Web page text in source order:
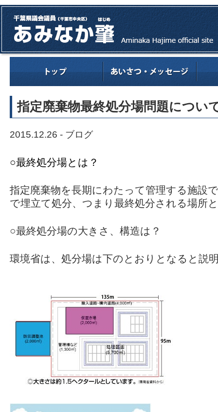
指定廃棄物最終処分場問題につい
2015.12.26 - ブログ
○最終処分場とは？
指定廃棄物を長期にわたって管理する施設
で埋立て処分、つまり最終処分される場所
○最終処分場の大きさ、構造は？
環境省は、処分場は下のとおりとなると説